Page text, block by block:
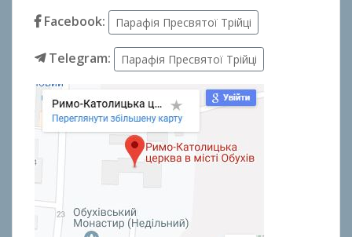
Facebook:
Парафія Пресвятої Трійці
Telegram: Парафія Пресвятої Трійці